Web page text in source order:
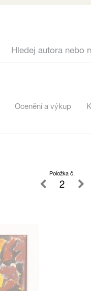
Ocenění a výkup
Položka č.
2